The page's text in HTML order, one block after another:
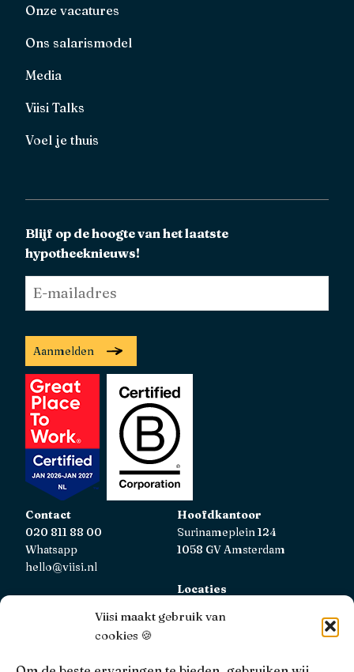
Viisi maakt gebruik van
cookies 🍪
Onze vacatures
Ons salarismodel
Media
Viisi Talks
Voel je thuis
Blijf op de hoogte van het laatste
hypotheeknieuws!
E-
mailadres *
Aanmelden
Contact
020 811 88 00
Whatsapp
hello@viisi.nl
Hoofdkantoor
Surinameplein 124
1058 GV Amsterdam
Locaties
Viisi Hypotheken is geregistreerd bij de AFM.